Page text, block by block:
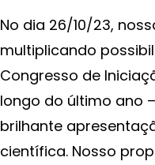
No dia 26/10/23,
multiplicando
Congresso de
longo do último ano
brilhante
científica. Nosso